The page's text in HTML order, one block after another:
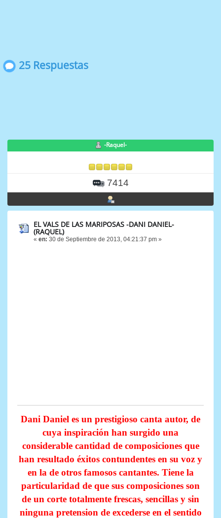
25 Respuestas
-Raquel-
7414
EL VALS DE LAS MARIPOSAS -DANI DANIEL-
(RAQUEL)
« en: 30 de Septiembre de 2013, 04:21:37 pm »
Dani Daniel es un prestigioso canta autor, de
cuya inspiración han surgido una
considerable cantidad de composiciones que
han resultado éxitos contundentes en su voz y
en la de otros famosos cantantes. Tiene la
particularidad de que sus composiciones son
de un corte totalmente frescas, sencillas y sin
ninguna pretension de excederse en el sentido